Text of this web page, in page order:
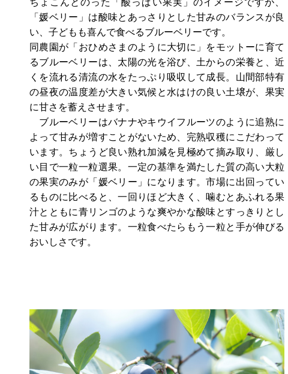
ちょこんとのった「酸っぱい果実」のイメージですが、
「媛ベリー」は酸味とあっさりとした甘みのバランスが良
い、子どもも喜んで食べるブルーベリーです。
同農園が「おひめさまのように大切に」をモットーに育て
るブルーベリーは、太陽の光を浴び、土からの栄養と、近
くを流れる清流の水をたっぷり吸収して成長。山間部特有
の昼夜の温度差が大きい気候と水はけの良い土壌が、果実
に甘さを蓄えさせます。
ブルーベリーはバナナやキウイフルーツのように追熟に
よって甘みが増すことがないため、完熟収穫にこだわって
います。ちょうど良い熟れ加減を見極めて摘み取り、厳し
い目で一粒一粒選果。一定の基準を満たした質の高い大粒
の果実のみが「媛ベリー」になります。市場に出回ってい
るものに比べると、一回りほど大きく、噛むとあふれる果
汁とともに青リンゴのような爽やかな酸味とすっきりとし
た甘みが広がります。一粒食べたらもう一粒と手が伸びる
おいしさです。